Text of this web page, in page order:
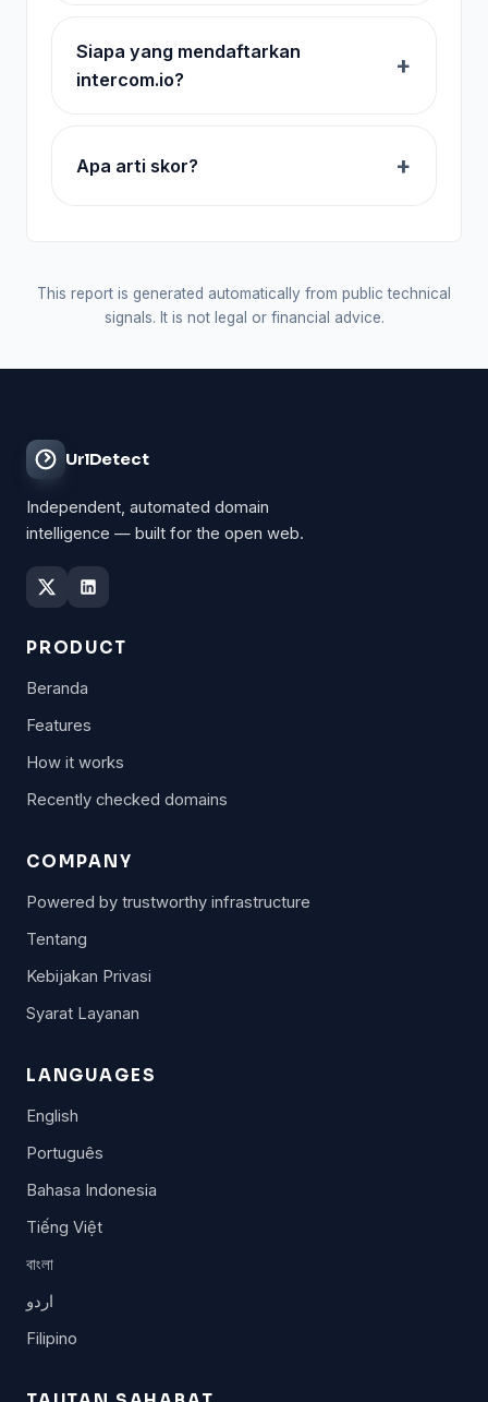
Siapa yang mendaftarkan
intercom.io?
Apa arti skor?
This report is generated automatically from public technical
signals. It is not legal or financial advice.
UrlDetect
Independent, automated domain
intelligence — built for the open web.
PRODUCT
Beranda
Features
How it works
Recently checked domains
COMPANY
Powered by trustworthy infrastructure
Tentang
Kebijakan Privasi
Syarat Layanan
LANGUAGES
English
Português
Bahasa Indonesia
Tiếng Việt
বাংলা
اردو
Filipino